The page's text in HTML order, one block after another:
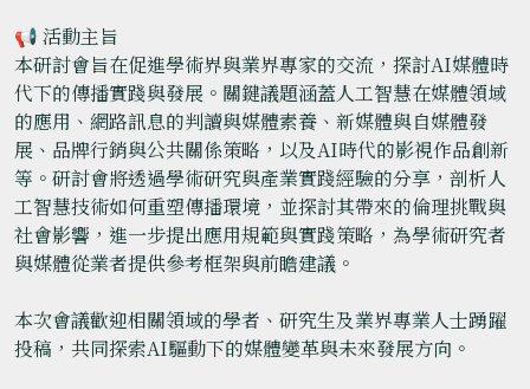
📢 活動主旨
本研討會旨在促進學術界與業界專家的交流，探討AI媒體時
代下的傳播實踐與發展。關鍵議題涵蓋人工智慧在媒體領域
的應用、網路訊息的判讀與媒體素養、新媒體與自媒體發
展、品牌行銷與公共關係策略，以及AI時代的影視作品創新
等。研討會將透過學術研究與產業實踐經驗的分享，剖析人
工智慧技術如何重塑傳播環境，並探討其帶來的倫理挑戰與
社會影響，進一步提出應用規範與實踐策略，為學術研究者
與媒體從業者提供參考框架與前瞻建議。
本次會議歡迎相關領域的學者、研究生及業界專業人士踴躍
投稿，共同探索AI驅動下的媒體變革與未來發展方向。